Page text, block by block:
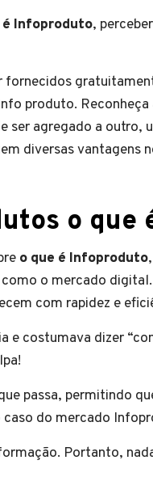
é Infoproduto,
fornecidos
produto.
agregado a outro,
diversas vantagens
o que
o que é Infoproduto
o mercado
com rapidez e
e costumava dizer
passa, permitindo
do mercado
Portanto,